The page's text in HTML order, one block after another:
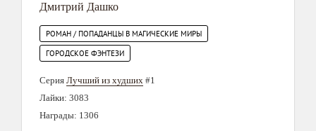
Дмитрий Дашко
РОМАН / ПОПАДАНЦЫ В МАГИЧЕСКИЕ МИРЫ
ГОРОДСКОЕ ФЭНТЕЗИ
Серия Лучший из худших #1
Лайки: 3083
Награды: 1306